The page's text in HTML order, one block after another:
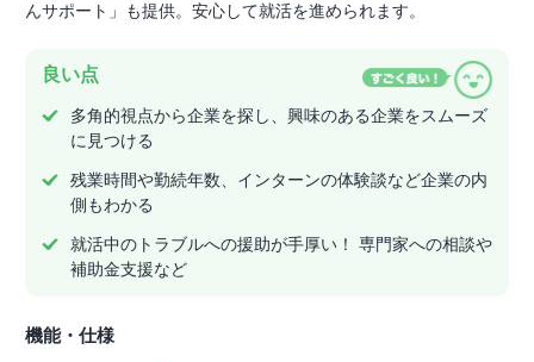
んサポート」も提供。安心して就活を進められます。
良い点
多角的視点から企業を探し、興味のある企業をスムーズ
に見つける
残業時間や勤続年数、インターンの体験談など企業の内
側もわかる
就活中のトラブルへの援助が手厚い！ 専門家への相談や
補助金支援など
機能・仕様